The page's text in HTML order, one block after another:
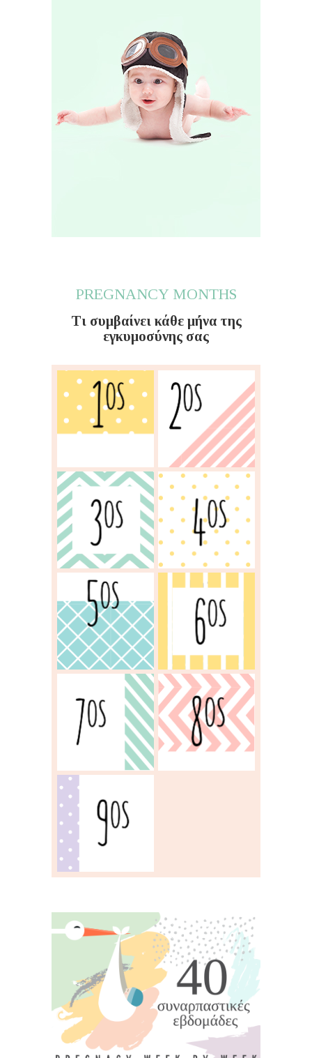
PREGNANCY MONTHS
Τι συμβαίνει κάθε μήνα της
εγκυμοσύνης σας